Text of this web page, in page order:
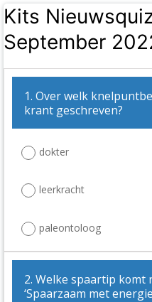
Kits
September
1. Over welk
krant geschreven?
dokter
leerkracht
paleontoloog
2. Welke spaartip
‘Spaarzaam met